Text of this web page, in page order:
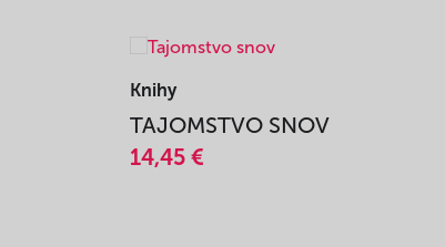
Knihy
TAJOMSTVO SNOV
14,45 €